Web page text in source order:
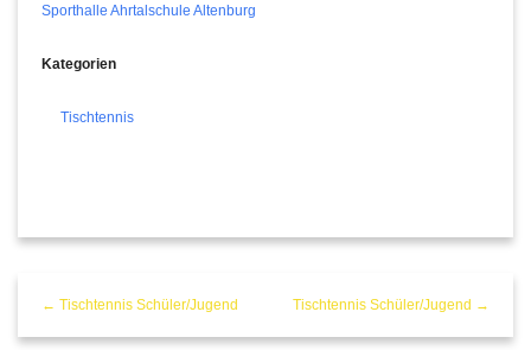
Sporthalle Ahrtalschule Altenburg
Kategorien
Tischtennis
← Tischtennis Schüler/Jugend Tischtennis Schüler/Jugend →